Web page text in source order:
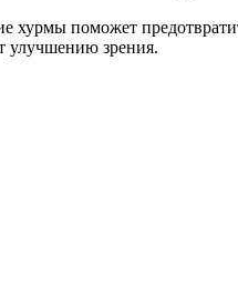
хурмы поможет
улучшению зрения.